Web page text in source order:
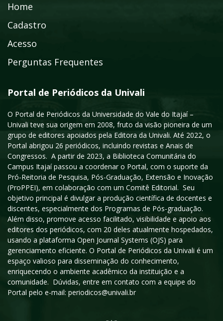
Home
Cadastro
Acesso
Perguntas Frequentes
Portal de Periódicos da Univali
O Portal de Periódicos da Universidade do Vale do Itajaí –
Univali teve sua origem em 2008, fruto da visão pioneira de um
grupo de editores apoiados pela Editora da Univali. Até 2022, o
Portal abrigou 26 periódicos, incluindo revistas e Anais de
Congressos. A partir de 2023, a Biblioteca Comunitária do
Campus Itajaí passou a coordenar o Portal, com o suporte da
Pró-Reitoria de Pesquisa, Pós-Graduação, Extensão e Inovação
(ProPPEI), em colaboração com um Comitê Editorial. Seu
objetivo principal é divulgar a produção científica de docentes e
discentes, especialmente dos Programas de Pós-graduação.
Além disso, promove acesso facilitado, visibilidade e apoio aos
editores dos periódicos, com 20 deles atualmente hospedados,
usando a plataforma Open Journal Systems (OJS) para
gerenciamento eficiente. O Portal de Periódicos da Univali é um
espaço valioso para disseminação do conhecimento,
enriquecendo o ambiente acadêmico da instituição e a
comunidade. Dúvidas, entre em contato com a equipe do
Portal pelo e-mail: periodicos@univali.br